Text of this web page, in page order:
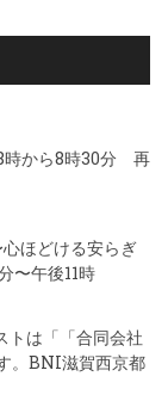
時から8時30分 再
ほどける安らぎ
午後11時
は「「合同会社
。BNI滋賀西京都